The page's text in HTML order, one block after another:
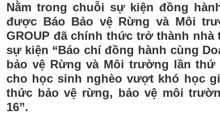
Nằm trong chuỗi sự kiện đồng
được Báo Bảo vệ Rừng và Môi
GROUP đã chính thức trở thành
sự kiện “Báo chí đồng hành cùng
bảo vệ Rừng và Môi trường lần
cho học sinh nghèo vượt khó học
thức bảo vệ rừng, bảo vệ môi
16”.